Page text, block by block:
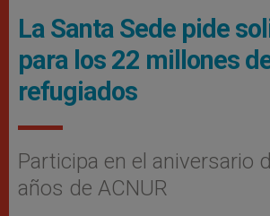
La Santa Sede pide
para los 22 millones
refugiados
Participa en el aniversario
años de ACNUR